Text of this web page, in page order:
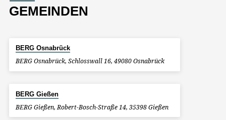
GEMEINDEN
BERG Osnabrück
BERG Osnabrück, Schlosswall 16, 49080 Osnabrück
BERG Gießen
BERG Gießen, Robert-Bosch-Straße 14, 35398 Gießen